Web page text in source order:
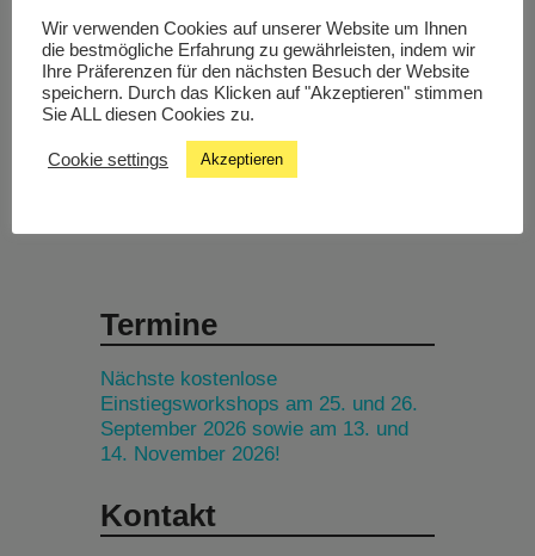
Livestream
Studiochat
Termine
Nächste kostenlose
Einstiegsworkshops am 25. und 26.
September 2026 sowie am 13. und
14. November 2026!
Kontakt
Wir verwenden Cookies auf unserer Website um Ihnen
die bestmögliche Erfahrung zu gewährleisten, indem wir
Ihre Präferenzen für den nächsten Besuch der Website
speichern. Durch das Klicken auf "Akzeptieren" stimmen
Sie ALL diesen Cookies zu.
Cookie settings Akzeptieren